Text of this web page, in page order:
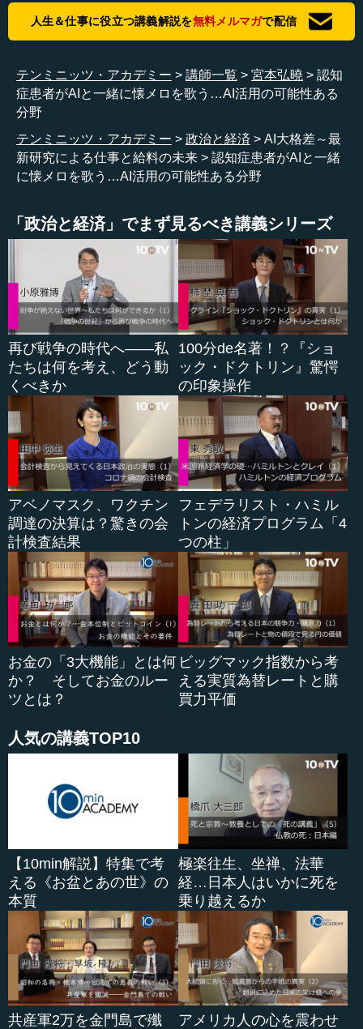
んできていますので、AIが出してきた答えに対して、それ
がよいものなのか、悪いものなのかを、私たち自身がしっ
そうなってくると、AIを使いこなす能力が人間の側に求
められることになります。AIの進歩は速いですから、それ
デートしていく必要があります。そのためには訓練や教育
をしっかり行っていくことが、個人としては最大の課題に
なってくるのではないかと思います。
―― その場合の教育は、例えば18歳までの教育とは違っ
て、生涯にわたる教育ということですね。
宮本 そうですね、生涯にわたって教育して、人的資本を
高めていくということだと思います。
―― 教育ないしは自発的にどう学んでいくかとか、どう
知的に高めていくかということですね。
宮本 そうですね。それは何か特定の分...
人生＆仕事に役立つ講義解説を無料メルマガで配信
テンミニッツ・アカデミー 講師一覧 宮本弘曉
認知
症患者がAIと一緒に懐メロを歌う…AI活用の可能性ある
分野
テンミニッツ・アカデミー
政治と経済
AI大格差～最
新研究による仕事と給料の未来
認知症患者がAIと一緒
に懐メロを歌う…AI活用の可能性ある分野
「政治と経済」でまず見るべき講義シリーズ
再び戦争の時代へ――私
たちは何を考え、どう動
くべきか
100分de名著！？『ショ
ック・ドクトリン』驚愕
の印象操作
アベノマスク、ワクチン
調達の決算は？驚きの会
計検査結果
フェデラリスト・ハミル
トンの経済プログラム「4
つの柱」
お金の「3大機能」とは何
か？ そしてお金のルー
ツとは？
ビッグマック指数から考
える実質為替レートと購
買力平価
人気の講義TOP10
【10min解説】特集で考
える《お盆とあの世》の
本質
極楽往生、坐禅、法華
経…日本人はいかに死を
乗り越えるか
共産軍2万を金門島で殲
アメリカ人の心を震わせ